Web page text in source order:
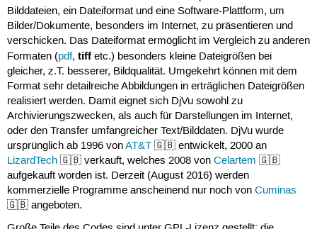
Bilddateien, ein Dateiformat und eine Software-Plattform, um
Bilder/Dokumente, besonders im Internet, zu präsentieren und
verschicken. Das Dateiformat ermöglicht im Vergleich zu anderen
Formaten (pdf, tiffetc.) besonders kleine Dateigrößen bei
gleicher, z.T. besserer, Bildqualität. Umgekehrt können mit dem
Format sehr detailreiche Abbildungen in erträglichen Dateigrößen
realisiert werden. Damit eignet sich DjVu sowohl zu
Archivierungszwecken, als auch für Darstellungen im Internet,
oder den Transfer umfangreicher Text/Bilddaten. DjVu wurde
ursprünglich ab 1996 vonAT&T🇬🇧 entwickelt, 2000 an
LizardTech🇬🇧 verkauft, welches 2008 von Celartem 🇬🇧
aufgekauft worden ist. Derzeit (August 2016) werden
kommerzielle Programme anscheinend nur noch von Cuminas
🇬🇧 angeboten.